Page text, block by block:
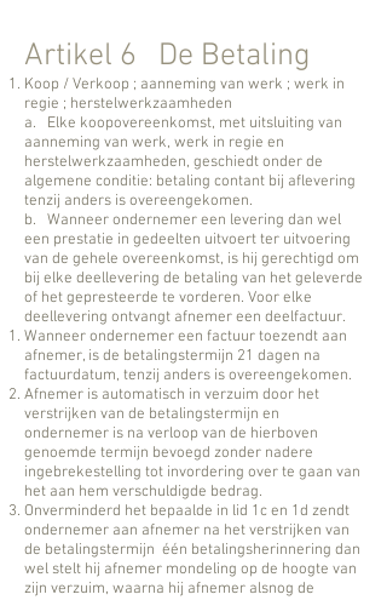
Artikel 6 De Betaling
Koop / Verkoop ; aanneming van werk ; werk in
regie ; herstelwerkzaamheden
a. Elke koopovereenkomst, met uitsluiting van
aanneming van werk, werk in regie en
herstelwerkzaamheden, geschiedt onder de
algemene conditie: betaling contant bij aflevering
tenzij anders is overeengekomen.
b. Wanneer ondernemer een levering dan wel
een prestatie in gedeelten uitvoert ter uitvoering
van de gehele overeenkomst, is hij gerechtigd om
bij elke deellevering de betaling van het geleverde
of het gepresteerde te vorderen. Voor elke
deellevering ontvangt afnemer een deelfactuur.
Wanneer ondernemer een factuur toezendt aan
afnemer, is de betalingstermijn 21 dagen na
factuurdatum, tenzij anders is overeengekomen.
Afnemer is automatisch in verzuim door het
verstrijken van de betalingstermijn en
ondernemer is na verloop van de hierboven
genoemde termijn bevoegd zonder nadere
ingebrekestelling tot invordering over te gaan van
het aan hem verschuldigde bedrag.
Onverminderd het bepaalde in lid 1c en 1d zendt
ondernemer aan afnemer na het verstrijken van
de betalingstermijn één betalingsherinnering dan
wel stelt hij afnemer mondeling op de hoogte van
zijn verzuim, waarna hij afnemer alsnog de